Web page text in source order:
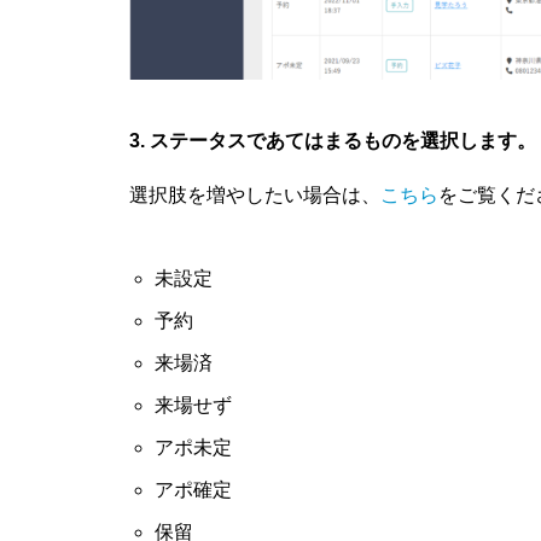
3. ステータスであてはまるものを選択します。
選択肢を増やしたい場合は、 こちら をご覧くだ
未設定
予約
来場済
来場せず
アポ未定
アポ確定
保留